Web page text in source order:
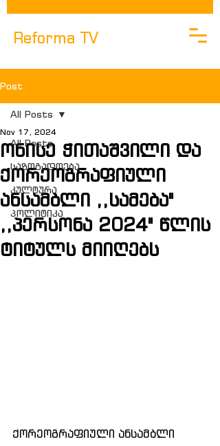
Reforma TV
Post
All Posts
საზოგადოება
კულტურა
Პოლიტიკა
All Posts
ონისე ჭითაშვილი და
ქორეოგრაფიული
ანსამბლი ,,სამება"
,,პერსონა 2024" წლის
ტიტულს მიიღებს
Nov 17, 2024
ქორეოგრაფიული ანსამბლი